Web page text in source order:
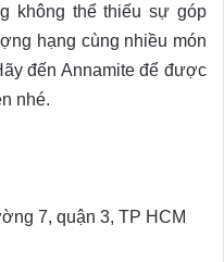
không thể thiếu sự góp
hạng cùng nhiều món
đến Annamite để được
nhé.
7, quận 3, TP HCM